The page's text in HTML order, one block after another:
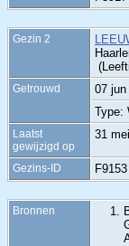
Gezin 2
Getrouwd 07 jun
Type:
Laatst
gewijzigd op
31
Gezins-ID F9153
Bronnen